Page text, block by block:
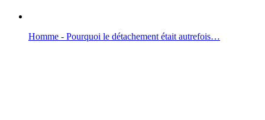
Homme - Pourquoi le détachement était autrefois…